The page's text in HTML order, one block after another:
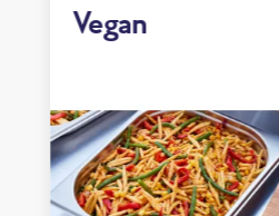
Vegan